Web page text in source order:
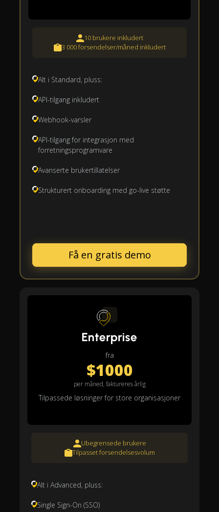
10 brukere inkludert
3 000 forsendelser/måned inkludert
Alt i Standard, pluss:
API-tilgang inkludert
Webhook-varsler
API-tilgang for integrasjon med
forretningsprogramvare
Avanserte brukertillatelser
Strukturert onboarding med go-live støtte
Få en gratis demo
Enterprise
fra
$1000
per måned, faktureres årlig
Tilpassede løsninger for store organisasjoner
Ubegrensede brukere
Tilpasset forsendelsesvolum
Alt i Advanced, pluss:
Single Sign-On (SSO)